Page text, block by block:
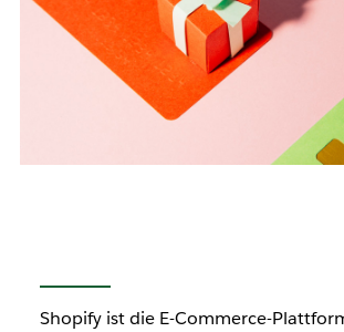
Shopify ist die E-Commerce-